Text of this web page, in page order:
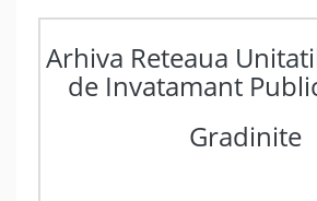
Arhiva Reteaua
de Invatamant
Gradinite